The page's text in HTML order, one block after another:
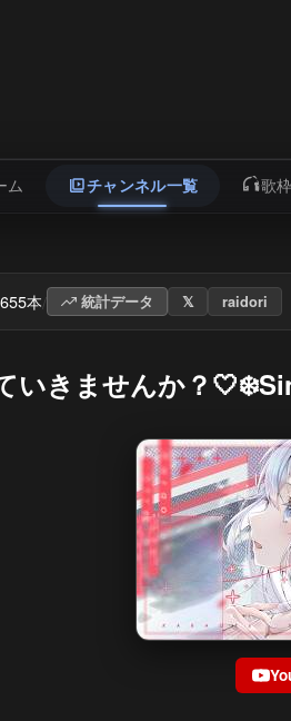
ム チャンネル一覧 歌
655本/ 統計データ 𝕏 raidori
いきませんか？